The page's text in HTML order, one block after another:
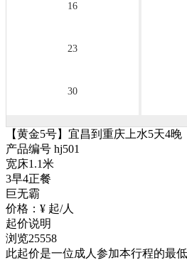
16
23
30
【黄金5号】宜昌到重庆上水5天4晚
产品编号 hj501
宽床1.1米
3早4正餐
巨无霸
价格： ¥ 起/人
起价说明
浏览25558
此起价是一位成人参加本行程的最